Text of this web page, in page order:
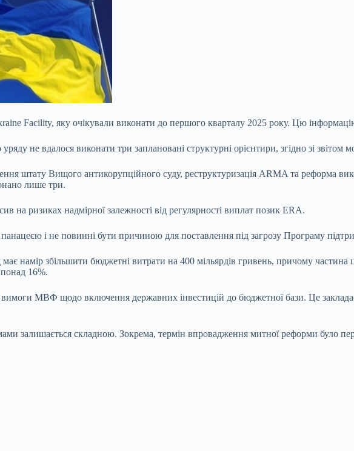
Facility, яку очікували виконати до першого кварталу 2025 року. Цю
уряду не вдалося виконати три заплановані структурні орієнтири, згідно зі
штату Вищого антикорупційного суду, реструктуризація ARMA та реформа
лише три.
на ризиках надмірної залежності від регулярності виплат позик ERA.
і не повинні бути причиною для поставлення під загрозу Програму
намір збільшити бюджетні витрати на 400 мільярдів гривень, причому частина
16%.
вимоги МВФ щодо включення державних інвестицій до бюджетної бази. Це
залишається складною. Зокрема, термін впровадження митної реформи було